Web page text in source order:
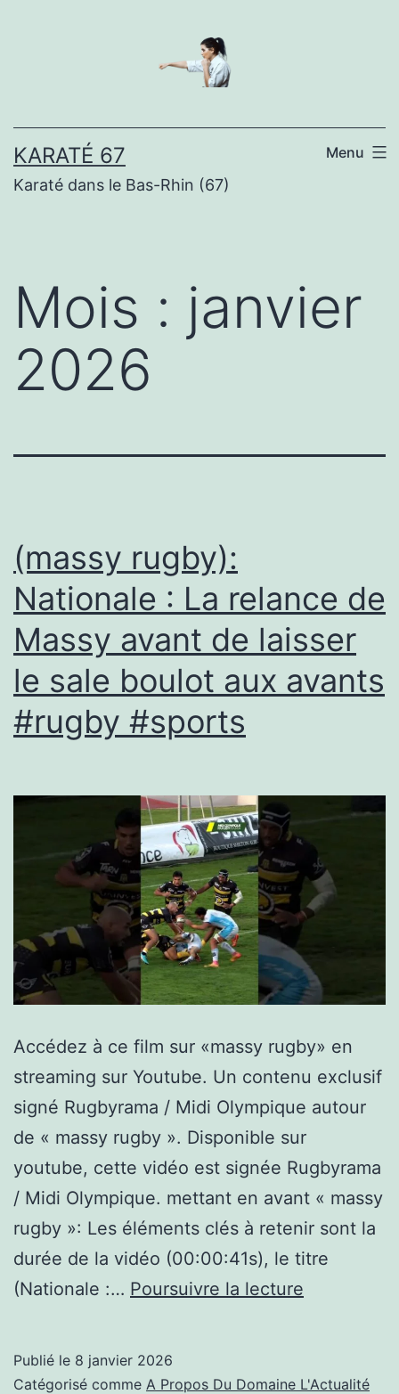
KARATÉ 67
Karaté dans le Bas-Rhin (67)
Menu
Mois : janvier
2026
(massy rugby):
Nationale : La relance de
Massy avant de laisser
le sale boulot aux avants
#rugby #sports
Accédez à ce film sur «massy rugby» en
streaming sur Youtube. Un contenu exclusif
signé Rugbyrama / Midi Olympique autour
de « massy rugby ». Disponible sur
youtube, cette vidéo est signée Rugbyrama
/ Midi Olympique. mettant en avant « massy
rugby »: Les éléments clés à retenir sont la
durée de la vidéo (00:00:41s), le titre
(Nationale :… Poursuivre la lecture
Publié le 8 janvier 2026
Catégorisé comme A Propos Du Domaine L'Actualité